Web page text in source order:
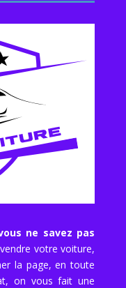
ne savez pas
votre voiture,
la page, en toute
on vous fait une